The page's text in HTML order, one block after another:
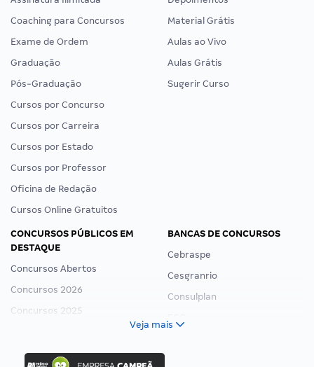
Coaching para Concursos
Exame de Ordem
Graduação
Pós-Graduação
Cursos por Concurso
Cursos por Carreira
Cursos por Estado
Cursos por Professor
Oficina de Redação
Cursos Online Gratuitos
Material Grátis
Aulas ao Vivo
Aulas Grátis
Sugerir Curso
CONCURSOS PÚBLICOS EM
DESTAQUE
Concursos Abertos
Concursos 2026
Concursos 2025
Concurso Ibama
BANCAS DE CONCURSOS
Cebraspe
Cesgranrio
Consulplan
Veja mais